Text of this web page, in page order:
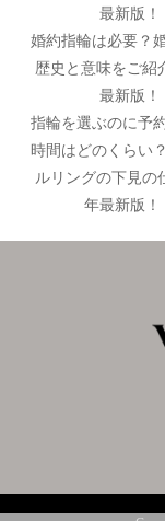
最新版！
婚約指輪は必要？
歴史と意味をご紹
最新版！
指輪を選ぶのに予
時間はどのくらい
ルリングの下見の
年最新版